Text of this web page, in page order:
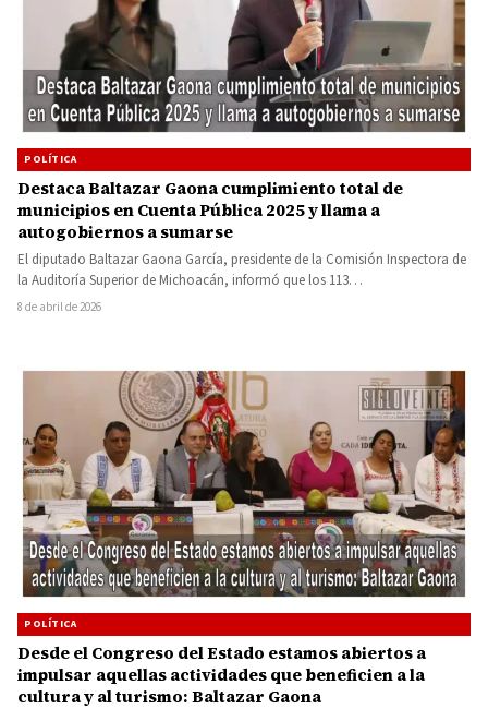
POLÍTICA
Destaca Baltazar Gaona cumplimiento total de
municipios en Cuenta Pública 2025 y llama a
autogobiernos a sumarse
El diputado Baltazar Gaona García, presidente de la Comisión Inspectora de
la Auditoría Superior de Michoacán, informó que los 113…
8 de abril de 2026
POLÍTICA
Desde el Congreso del Estado estamos abiertos a
impulsar aquellas actividades que beneficien a la
cultura y al turismo: Baltazar Gaona